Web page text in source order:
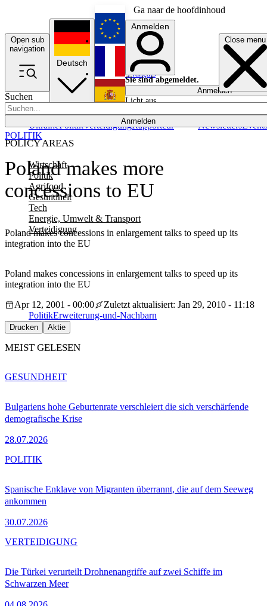
Ga naar de hoofdinhoud
Open sub
navigation
Close menu
Suchen
Anmelden
POLICY AREAS
Wirtschaft
Politik
Agrifood
Gesundheit
Tech
Energie, Umwelt & Transport
Verteidigung
UkrainePolitikVerteidigungRapporteur NewslettersEvents
Deutsch
English
Français
Anmelden
Sie sind abgemeldet.
Anmelden
Licht aus
Poland makes more
concessions to EU
Poland makes concessions in enlargement talks to speed up its
integration into the EU
POLITIK
Poland makes concessions in enlargement talks to speed up its
integration into the EU
Apr 12, 2001 - 00:00
Zuletzt aktualisiert: Jan 29, 2010 - 11:18
PolitikErweiterung-und-Nachbarn
Drucken Aktie
MEIST GELESEN
Bulgariens hohe Geburtenrate verschleiert die sich verschärfende
demografische Krise
28.07.2026
GESUNDHEIT
Spanische Enklave von Migranten überrannt, die auf dem Seeweg
ankommen
30.07.2026
POLITIK
Die Türkei verurteilt Drohnenangriffe auf zwei Schiffe im
Schwarzen Meer
VERTEIDIGUNG